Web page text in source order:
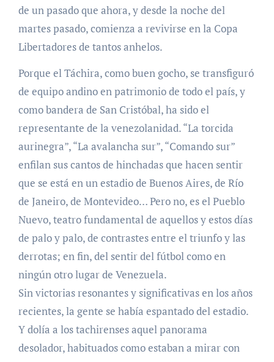
de un pasado que ahora, y desde la noche del
martes pasado, comienza a revivirse en la Copa
Libertadores de tantos anhelos.
Porque el Táchira, como buen gocho, se transfiguró
de equipo andino en patrimonio de todo el país, y
como bandera de San Cristóbal, ha sido el
representante de la venezolanidad. “La torcida
aurinegra”, “La avalancha sur”, “Comando sur”
enfilan sus cantos de hinchadas que hacen sentir
que se está en un estadio de Buenos Aires, de Río
de Janeiro, de Montevideo… Pero no, es el Pueblo
Nuevo, teatro fundamental de aquellos y estos días
de palo y palo, de contrastes entre el triunfo y las
derrotas; en fin, del sentir del fútbol como en
ningún otro lugar de Venezuela.
Sin victorias resonantes y significativas en los años
recientes, la gente se había espantado del estadio.
Y dolía a los tachirenses aquel panorama
desolador, habituados como estaban a mirar con